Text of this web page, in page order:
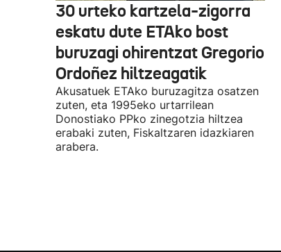
30 urteko kartzela-zigorra
eskatu dute ETAko bost
buruzagi ohirentzat Gregorio
Ordoñez hiltzeagatik
Akusatuek ETAko buruzagitza osatzen
zuten, eta 1995eko urtarrilean
Donostiako PPko zinegotzia hiltzea
erabaki zuten, Fiskaltzaren idazkiaren
arabera.